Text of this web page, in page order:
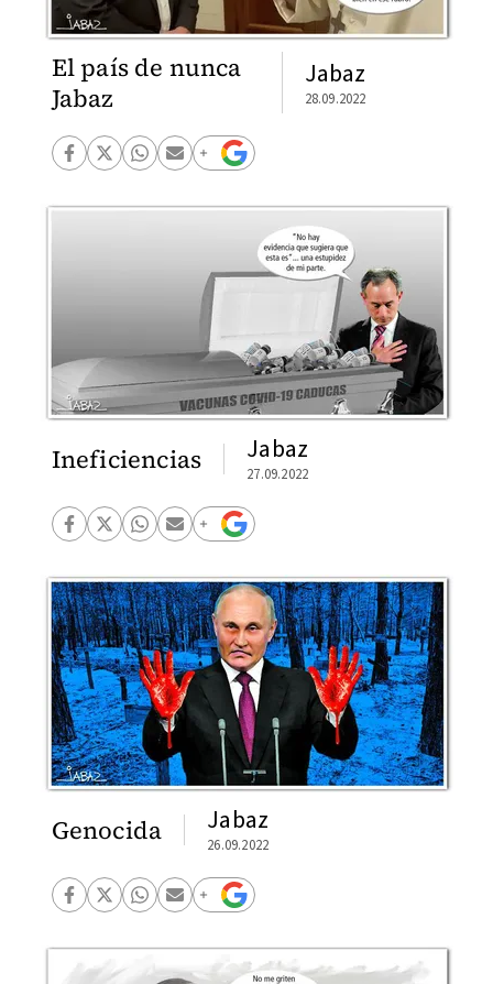
El país de nunca
Jabaz
Jabaz
28.09.2022
Ineficiencias Jabaz
27.09.2022
Genocida Jabaz
26.09.2022